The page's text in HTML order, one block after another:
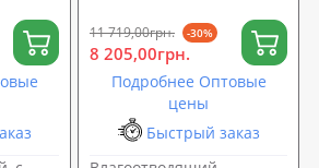
11 719,00грн. -30%
8 205,00грн.
Подробнее Оптовые
цены
Быстрый заказ